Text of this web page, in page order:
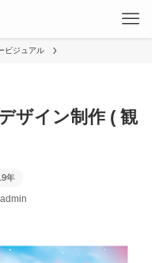
ビジュアル
ザイン制作 ( 観
年
admin